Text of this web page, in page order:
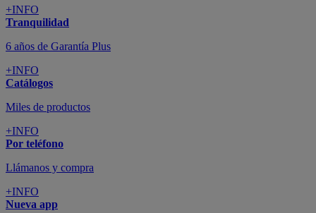
+INFO
Tranquilidad
6 años de Garantía Plus
+INFO
Catálogos
Miles de productos
+INFO
Por teléfono
Llámanos y compra
+INFO
Nueva app